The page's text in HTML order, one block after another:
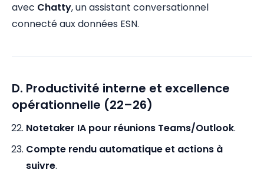
avec Chatty, un assistant conversationnel
connecté aux données ESN.
D. Productivité interne et excellence
opérationnelle (22–26)
Notetaker IA pour réunions Teams/Outlook.
Compte rendu automatique et actions à
suivre.